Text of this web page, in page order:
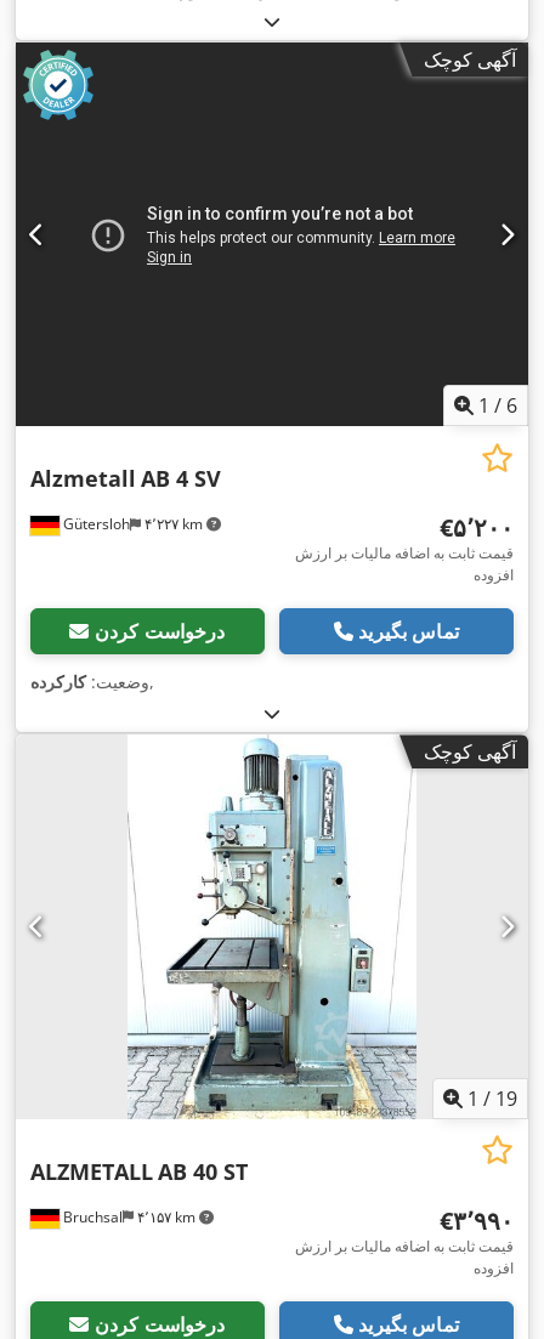
آگهی کوچک
1 / 6
Gütersloh ۴٬۲۲۷ km
Alzmetall AB 4 SV
‎€۵٬۲۰۰
قیمت ثابت به اضافه مالیات بر ارزش
افزوده
درخواست کردن تماس بگیرید
وضعیت:کارکرده ,
آگهی کوچک
1 / 19
Bruchsal ۴٬۱۵۷ km
ALZMETALLAB 40 ST
‎€۳٬۹۹۰
قیمت ثابت به اضافه مالیات بر ارزش
افزوده
درخواست کردن تماس بگیرید